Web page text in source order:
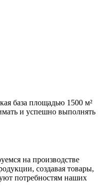
база площадью 1500 м²
и успешно выполнять
на производстве
создавая товары,
потребностям наших